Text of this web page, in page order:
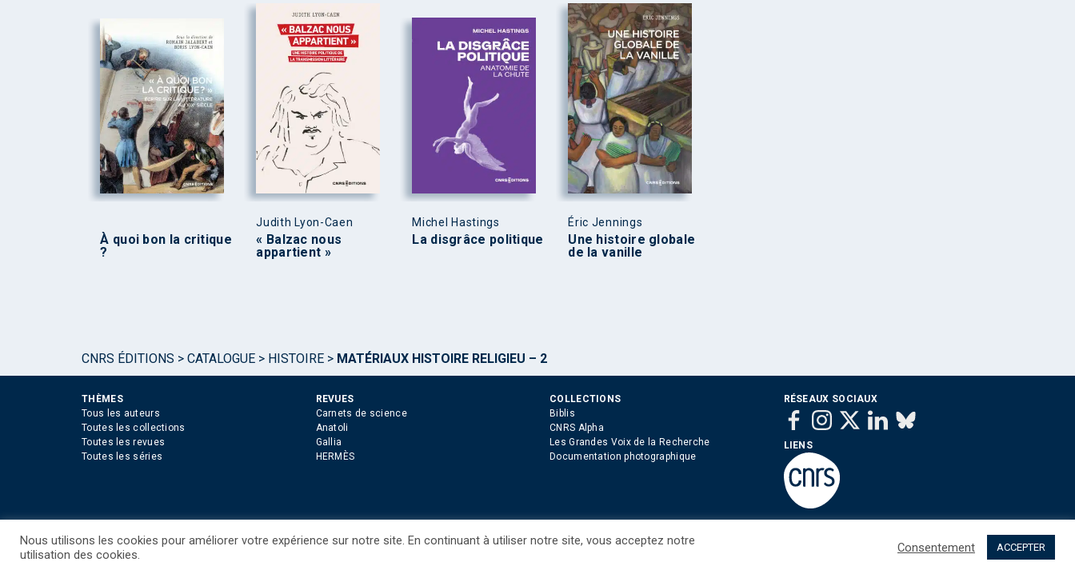
À quoi bon la critique
?
Judith Lyon-Caen
« Balzac nous
appartient »
Michel Hastings
La disgrâce politique
Éric Jennings
Une histoire globale
de la vanille
CNRS ÉDITIONS > CATALOGUE > HISTOIRE > MATÉRIAUX HISTOIRE RELIGIEU – 2
THÈMES
Tous les auteurs
Toutes les collections
Toutes les revues
Toutes les séries
REVUES
Carnets de science
Anatoli
Gallia
HERMÈS
COLLECTIONS
Biblis
CNRS Alpha
Les Grandes Voix de la Recherche
Documentation photographique
RÉSEAUX SOCIAUX
LIENS
©CNRS EDITIONS 2025
Nous utilisons les cookies pour améliorer votre expérience sur notre site. En continuant à utiliser notre site, vous acceptez notre
utilisation des cookies.
Consentement ACCEPTER